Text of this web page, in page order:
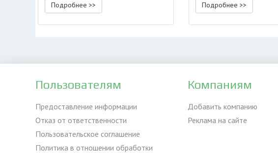
Подробнее >> Подробнее >>
Пользователям
Предоставление информации
Отказ от ответственности
Пользовательское соглашение
Политика в отношении обработки
Компаниям
Добавить компанию
Реклама на сайте